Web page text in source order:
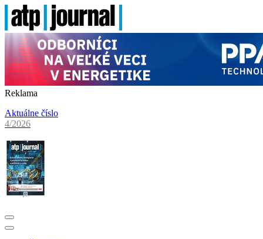
Reklama
Aktuálne číslo
4/2026